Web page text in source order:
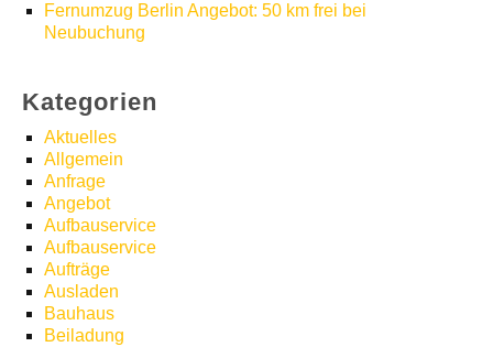
Fernumzug Berlin Angebot: 50 km frei bei
Neubuchung
Kategorien
Aktuelles
Allgemein
Anfrage
Angebot
Aufbauservice
Aufbauservice
Aufträge
Ausladen
Bauhaus
Beiladung